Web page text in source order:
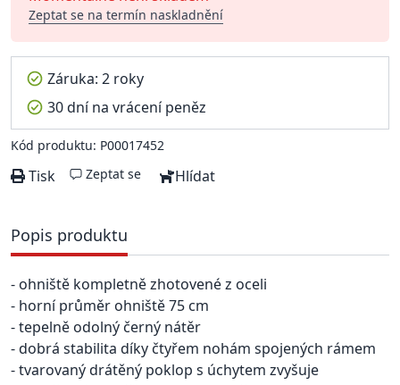
Zeptat se na termín naskladnění
Záruka: 2 roky
30 dní na vrácení peněz
Kód produktu: P00017452
Tisk Zeptat se Hlídat
Popis produktu
- ohniště kompletně zhotovené z oceli
- horní průměr ohniště 75 cm
- tepelně odolný černý nátěr
- dobrá stabilita díky čtyřem nohám spojených rámem
- tvarovaný drátěný poklop s úchytem zvyšuje